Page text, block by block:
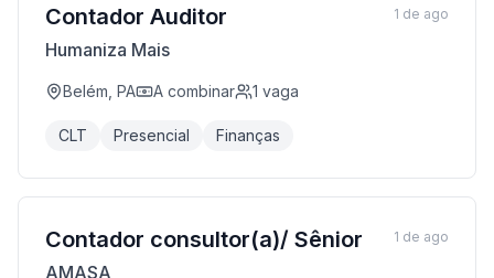
Contador Auditor
Humaniza Mais
Belém, PA A combinar 1 vaga
CLT Presencial Finanças
1 de ago
Contador consultor(a)/ Sênior
AMASA
1 de ago